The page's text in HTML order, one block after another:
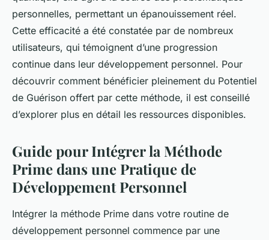
personnelles, permettant un épanouissement réel.
Cette efficacité a été constatée par de nombreux
utilisateurs, qui témoignent d’une progression
continue dans leur développement personnel. Pour
découvrir comment bénéficier pleinement du Potentiel
de Guérison offert par cette méthode, il est conseillé
d’explorer plus en détail les ressources disponibles.
Guide pour Intégrer la Méthode
Prime dans une Pratique de
Développement Personnel
Intégrer la méthode Prime dans votre routine de
développement personnel commence par une